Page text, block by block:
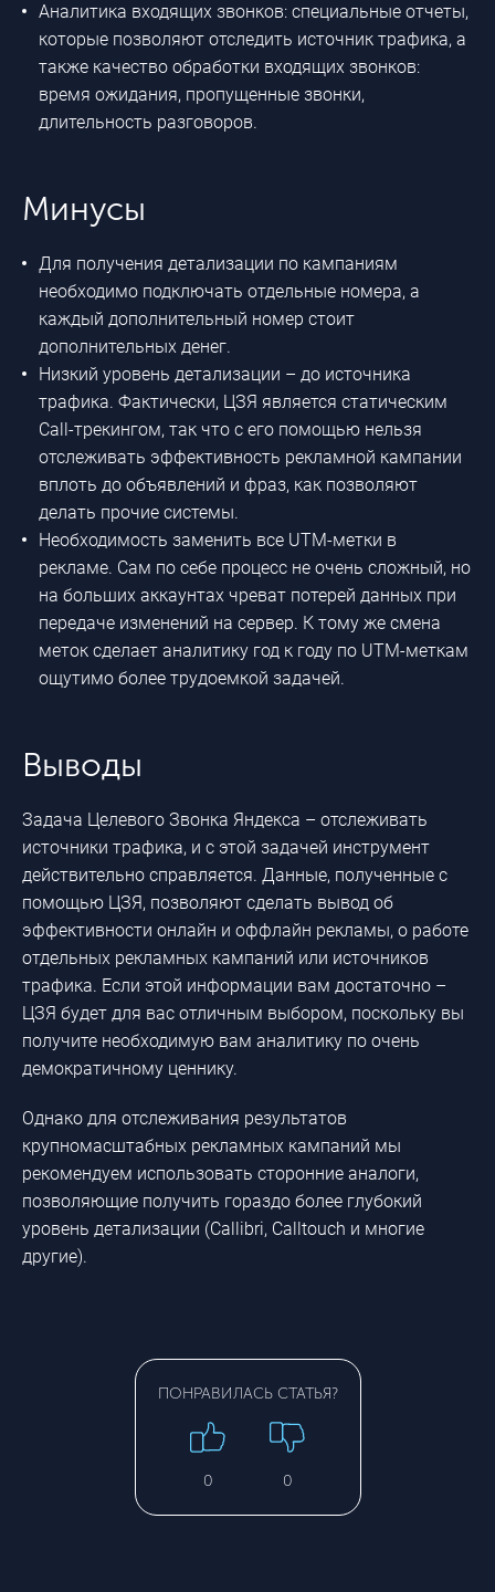
Аналитика входящих звонков: специальные отчеты,
которые позволяют отследить источник трафика, а
также качество обработки входящих звонков:
время ожидания, пропущенные звонки,
длительность разговоров.
Минусы
Для получения детализации по кампаниям
необходимо подключать отдельные номера, а
каждый дополнительный номер стоит
дополнительных денег.
Низкий уровень детализации – до источника
трафика. Фактически, ЦЗЯ является статическим
Call-трекингом, так что с его помощью нельзя
отслеживать эффективность рекламной кампании
вплоть до объявлений и фраз, как позволяют
делать прочие системы.
Необходимость заменить все UTM-метки в
рекламе. Сам по себе процесс не очень сложный, но
на больших аккаунтах чреват потерей данных при
передаче изменений на сервер. К тому же смена
меток сделает аналитику год к году по UTM-меткам
ощутимо более трудоемкой задачей.
Выводы
Задача Целевого Звонка Яндекса – отслеживать
источники трафика, и с этой задачей инструмент
действительно справляется. Данные, полученные с
помощью ЦЗЯ, позволяют сделать вывод об
эффективности онлайн и оффлайн рекламы, о работе
отдельных рекламных кампаний или источников
трафика. Если этой информации вам достаточно –
ЦЗЯ будет для вас отличным выбором, поскольку вы
получите необходимую вам аналитику по очень
демократичному ценнику.
Однако для отслеживания результатов
крупномасштабных рекламных кампаний мы
рекомендуем использовать сторонние аналоги,
позволяющие получить гораздо более глубокий
уровень детализации (Callibri, Calltouch и многие
другие).
ПОНРАВИЛАСЬ СТАТЬЯ?
0 0